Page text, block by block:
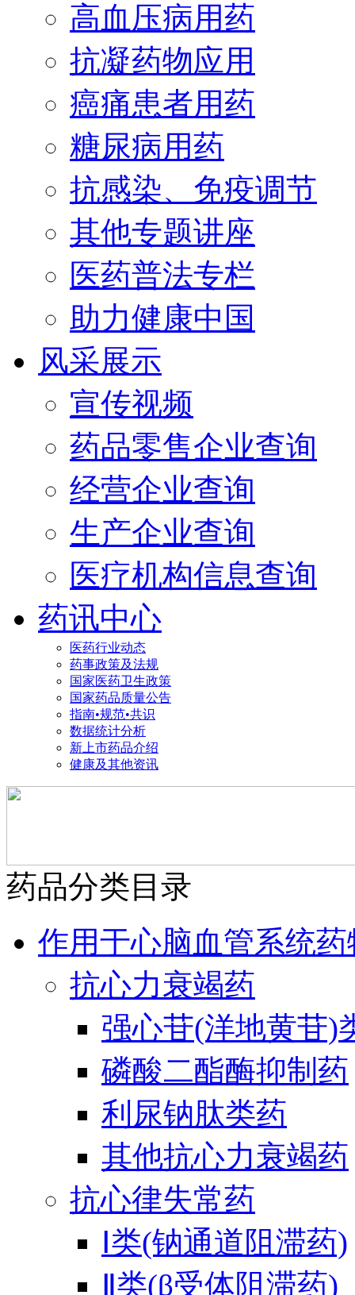
高血压病用药
抗凝药物应用
癌痛患者用药
糖尿病用药
抗感染、免疫调节
其他专题讲座
医药普法专栏
助力健康中国
风采展示
宣传视频
药品零售企业查询
经营企业查询
生产企业查询
医疗机构信息查询
药讯中心
医药行业动态
药事政策及法规
国家医药卫生政策
国家药品质量公告
指南•规范•共识
数据统计分析
新上市药品介绍
健康及其他资讯
药品分类目录
作用于心脑血管系统药
抗心力衰竭药
强心苷(洋地黄苷)
磷酸二酯酶抑制药
利尿钠肽类药
其他抗心力衰竭药
抗心律失常药
Ⅰ类(钠通道阻滞药)
Ⅱ类(β受体阻滞药)